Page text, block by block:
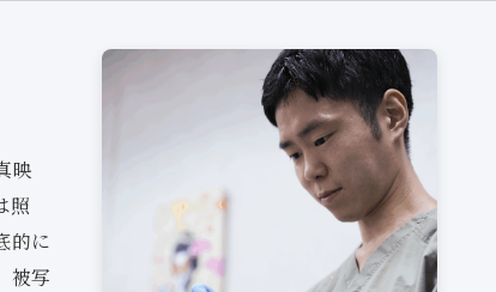
映
照
的に
被写